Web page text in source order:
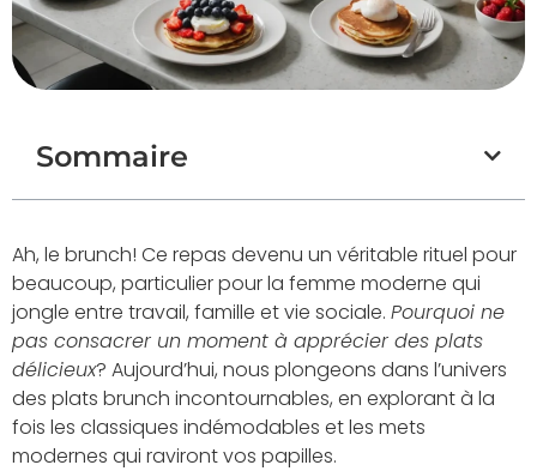
Sommaire
Ah, le brunch! Ce repas devenu un véritable rituel pour
beaucoup, particulier pour la femme moderne qui
jongle entre travail, famille et vie sociale. Pourquoi ne
pas consacrer un moment à apprécier des plats
délicieux? Aujourd’hui, nous plongeons dans l’univers
des plats brunch incontournables, en explorant à la
fois les classiques indémodables et les mets
modernes qui raviront vos papilles.